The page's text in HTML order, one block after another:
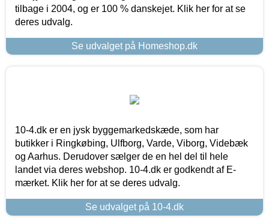
tilbage i 2004, og er 100 % danskejet. Klik her for at se
deres udvalg.
Se udvalget på Homeshop.dk
10-4.dk er en jysk byggemarkedskæde, som har
butikker i Ringkøbing, Ulfborg, Varde, Viborg, Videbæk
og Aarhus. Derudover sælger de en hel del til hele
landet via deres webshop. 10-4.dk er godkendt af E-
mærket. Klik her for at se deres udvalg.
Se udvalget på 10-4.dk